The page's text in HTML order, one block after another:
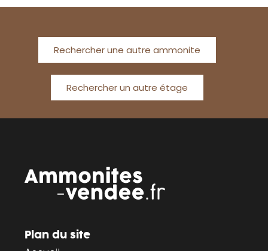
Rechercher une autre ammonite
Rechercher un autre étage
Plan du site